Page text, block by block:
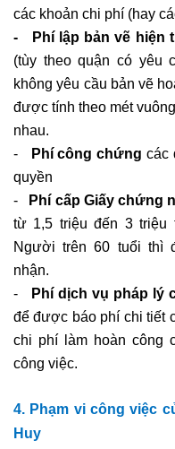
các khoản chi phí (hay
-
Phí lập bản vẽ hiện
(tùy theo quận có yêu
không yêu cầu bản vẽ
được tính theo mét
nhau.
-
Phí công chứng các
quyền
-
Phí cấp Giấy chứng
từ 1,5 triệu đến 3 triệu
Người trên 60 tuổi thì
nhận.
-
Phí dịch vụ pháp lý
để được báo phí chi tiết
chi phí làm hoàn công
công việc.
4. Phạm vi công việc
Huy